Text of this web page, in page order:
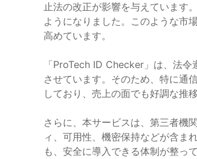
止法の改正が影響を与えています
ようになりました。このような市
高めています。
「ProTech ID Checker」は、法
させています。そのため、特に通
しており、売上の面でも好調な推
さらに、本サービスは、第三者機
ィ、可用性、機密保持などが含ま
も、安全に導入できる体制が整って